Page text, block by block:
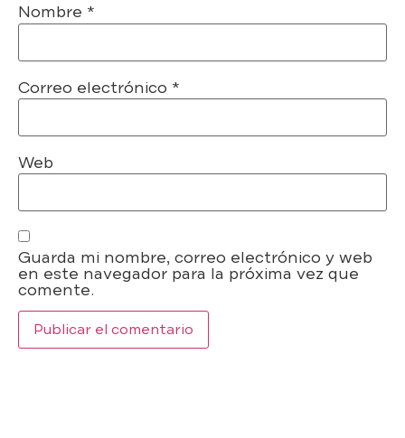
Nombre *
Correo electrónico *
Web
Guarda mi nombre, correo electrónico y web
en este navegador para la próxima vez que
comente.